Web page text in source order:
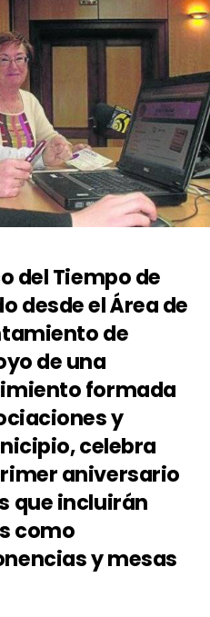
del Tiempo de
desde el Área de
de
de una
formada
y
celebra
aniversario
que incluirán
como
y mesas